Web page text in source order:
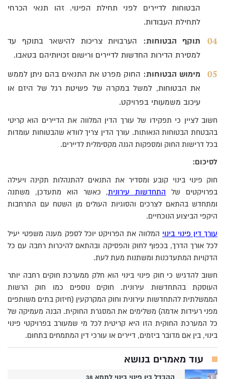
הבטוחות לדיירים לפני תחילת הפינוי. זהו תנאי הכרחי
לתחילת העבודות.
תוקף הבטוחות: הערבויות צריכות להישאר בתוקף עד
למסירת הדירות החדשות לדיירים ורישום זכויותיהם בטאבו.
מימוש הבטוחות: החוק מפרט את התנאים בהם ניתן לממש
את הבטוחות, למשל במקרה של פשיטת רגל של היזם או
עיכוב משמעותי בפרויקט.
חשוב לציין כי תפקידו של עורך הדין המלווה את הדיירים הוא קריטי
בהבטחת הבטוחות הנאותות. עורך הדין צריך לוודא שהבטוחות עומדות
בכל דרישות החוק ומספקות הגנה מקסימלית לדיירים.
לסיכום:
חוק פינוי בינוי קובע ומסדיר את התנאים להתנהלות תקינה ויעילה
בפרויקטים של התחדשות עירונית, כאשר הוא מתעדכן, משתנה
ומתחדש בהתאם לצרכים והסוגיות העולים מן השטח עם התרחבות
היקפי הביצוע הנוכחיים.
עורך דין פינוי בינוי המלווה את הפרויקט יוכל לספק מענה משפטי יעיל
לכל אורך הדרך, בכפוף לחוק והפסיקה ובהתאם להיכרות רחבה עם כל
הדקויות המתעדכנות ומשתנות מעת לעת.
חשוב להדגיש כי חוק פינוי בינוי הוא חלק ממערכת חוקים רחבה יותר
העוסקת בהתחדשות עירונית. חוקים נוספים כמו חוק הרשות
הממשלתית להתחדשות עירונית וחוק המקרקעין (חיזוק בתים משותפים
מפני רעידות אדמה) משלימים את המסגרת החוקית. הבנה מעמיקה של
כל המערכת החוקית הזו היא קריטית לכל מי שמעורב בפרויקטי פינוי
בינוי, בין אם מדובר ביזמים, דיירים או עורכי דין המתמחים בתחום.
עוד מאמרים בנושא
ההבדל בין פינוי בינוי לתמא 38